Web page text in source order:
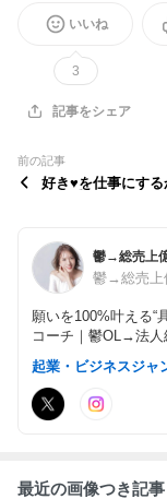
いいね
3
記事をシェア
前の記事
好き♥を仕事にする
願いを100%叶える“
コーチ｜鬱OL→法人
迷子、潜在意識、ス
る方続出｜LINE登録
起業・ビジネスジャ
最近の画像つき記事